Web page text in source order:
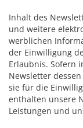
Inhalt des
und weitere
werblichen
der Einwilligung
Erlaubnis. Sofern
Newsletter
sie für die
enthalten unsere
Leistungen und